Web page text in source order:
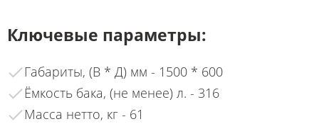
Ключевые параметры:
Габариты, (В * Д) мм - 1500 * 600
Ёмкость бака, (не менее) л. - 316
Масса нетто, кг - 61